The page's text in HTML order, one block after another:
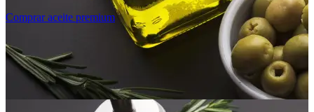
Comprar aceite premium